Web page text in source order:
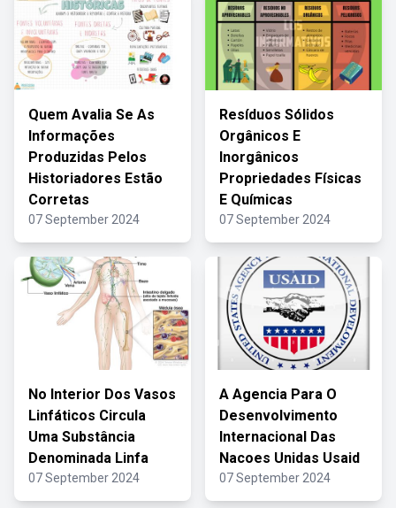
Quem Avalia Se As
Informações
Produzidas Pelos
Historiadores Estão
Corretas
07 September 2024
Resíduos Sólidos
Orgânicos E
Inorgânicos
Propriedades Físicas
E Químicas
07 September 2024
No Interior Dos Vasos
Linfáticos Circula
Uma Substância
Denominada Linfa
07 September 2024
A Agencia Para O
Desenvolvimento
Internacional Das
Nacoes Unidas Usaid
07 September 2024